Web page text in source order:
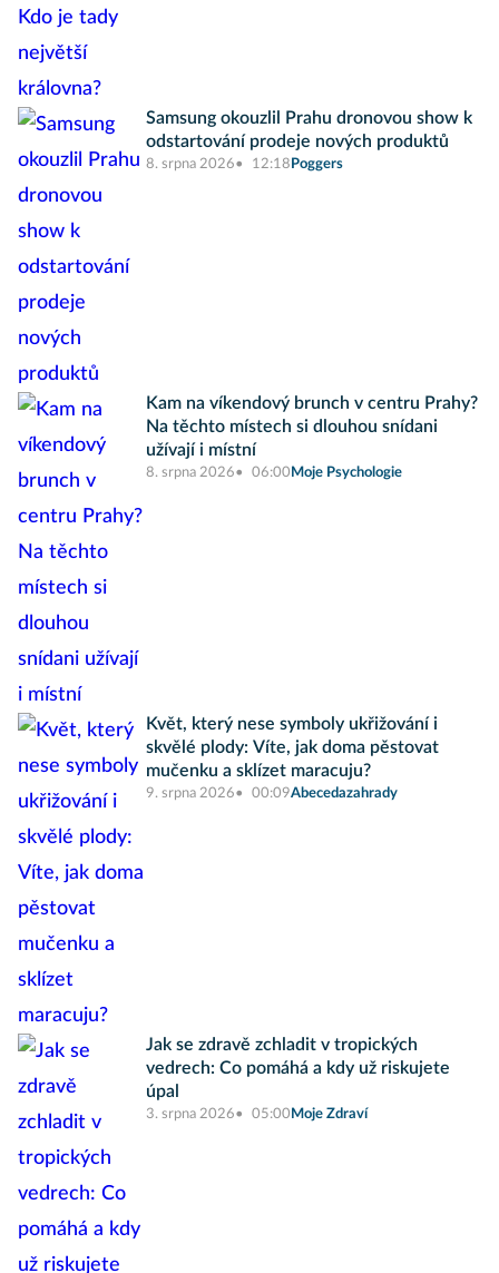
Samsung okouzlil Prahu dronovou show k
odstartování prodeje nových produktů
8. srpna 2026 12:18 Poggers
Kam na víkendový brunch v centru Prahy?
Na těchto místech si dlouhou snídani
užívají i místní
8. srpna 2026 06:00 Moje Psychologie
Květ, který nese symboly ukřižování i
skvělé plody: Víte, jak doma pěstovat
mučenku a sklízet maracuju?
9. srpna 2026 00:09Abecedazahrady
Jak se zdravě zchladit v tropických
vedrech: Co pomáhá a kdy už riskujete
úpal
3. srpna 2026 05:00 Moje Zdraví